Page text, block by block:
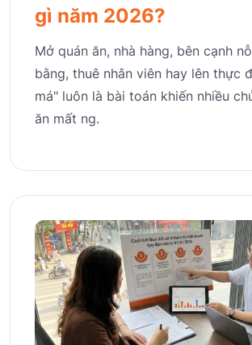
gì năm 2026?
Mở quán ăn, nhà hàng, bên cạnh
bằng, thuê nhân viên hay lên thực
má" luôn là bài toán khiến nhiều
ăn mất ng.